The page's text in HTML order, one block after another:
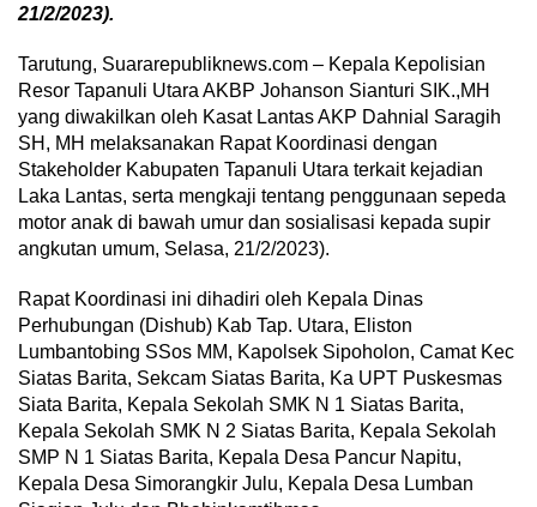
21/2/2023).
Tarutung, Suararepubliknews.com – Kepala Kepolisian
Resor Tapanuli Utara AKBP Johanson Sianturi SIK.,MH
yang diwakilkan oleh Kasat Lantas AKP Dahnial Saragih
SH, MH melaksanakan Rapat Koordinasi dengan
Stakeholder Kabupaten Tapanuli Utara terkait kejadian
Laka Lantas, serta mengkaji tentang penggunaan sepeda
motor anak di bawah umur dan sosialisasi kepada supir
angkutan umum, Selasa, 21/2/2023).
Rapat Koordinasi ini dihadiri oleh Kepala Dinas
Perhubungan (Dishub) Kab Tap. Utara, Eliston
Lumbantobing SSos MM, Kapolsek Sipoholon, Camat Kec
Siatas Barita, Sekcam Siatas Barita, Ka UPT Puskesmas
Siata Barita, Kepala Sekolah SMK N 1 Siatas Barita,
Kepala Sekolah SMK N 2 Siatas Barita, Kepala Sekolah
SMP N 1 Siatas Barita, Kepala Desa Pancur Napitu,
Kepala Desa Simorangkir Julu, Kepala Desa Lumban